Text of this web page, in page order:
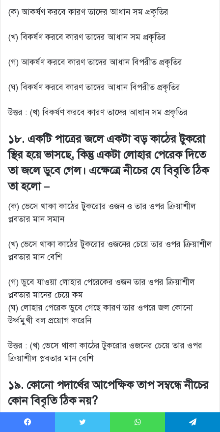
(ক) আকর্ষণ করবে কারণ তাদের আধান সম প্রকৃতির
(খ) বিকর্ষণ করবে কারণ তাদের আধান সম প্রকৃতির
(গ) আকর্ষণ করবে কারণ তাদের আধান বিপরীত প্রকৃতির
(ঘ) বিকর্ষণ করবে কারণ তাদের আধান বিপরীত প্রকৃতির
উত্তর : (খ) বিকর্ষণ করবে কারণ তাদের আধান সম প্রকৃতির
১৮. একটি পাত্রের জলে একটা বড় কাঠের টুকরো
স্থির হয়ে ভাসছে, কিন্তু একটা লোহার পেরেক দিতে
তা জলে ডুবে গেল। এক্ষেত্রে নীচের যে বিবৃতি ঠিক
তা হলো –
(ক) ভেসে থাকা কাঠের টুকরোর ওজন ও তার ওপর ক্রিয়াশীল
প্লবতার মান সমান
(খ) ভেসে থাকা কাঠের টুকরোর ওজনের চেয়ে তার ওপর ক্রিয়াশীল
প্লবতার মান বেশি
(গ) ডুবে যাওয়া লোহার পেরেকের ওজন তার ওপর ক্রিয়াশীল
প্লবতার মানের চেয়ে কম
(ঘ) লোহার পেরেক ডুবে গেছে কারণ তার ওপরে জল কোনো
উর্ধ্বমুখী বল প্রয়োগ করেনি
উত্তর : (খ) ভেসে থাকা কাঠের টুকরোর ওজনের চেয়ে তার ওপর
ক্রিয়াশীল প্লবতার মান বেশি
১৯. কোনো পদার্থের আপেক্ষিক তাপ সম্বন্ধে নীচের
কোন বিবৃতি ঠিক নয়?
(ক) উপাদানের প্রকৃতির ওপরে আপেক্ষিক তাপের মান নির্ভর করে